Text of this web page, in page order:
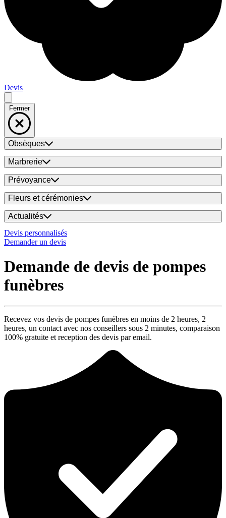
Devis
Fermer
Obsèques
Marbrerie
Prévoyance
Fleurs et cérémonies
Actualités
Devis personnalisés
Demander un devis
Demande de devis de pompes
funèbres
Recevez vos devis de pompes funèbres en moins de 2 heures, 2
heures, un contact avec nos conseillers sous 2 minutes, comparaison
100% gratuite et reception des devis par email.